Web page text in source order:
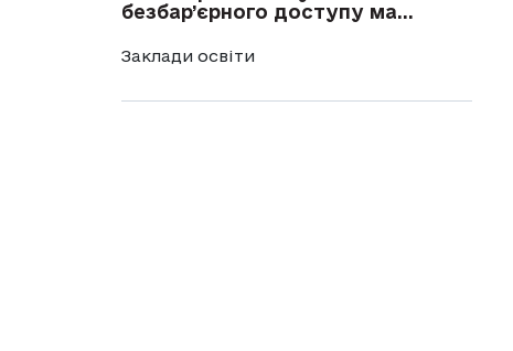
безбар’єрного доступу ма...
Заклади освіти